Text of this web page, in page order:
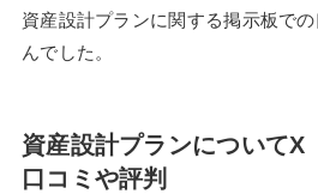
資産設計プランに関する掲示板で
んでした。
資産設計プランについて
口コミや評判